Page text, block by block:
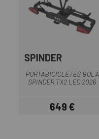
SPINDER
PORTABICICLETES BOLA
SPINDER TX2 LED 2026
Preu
649 €